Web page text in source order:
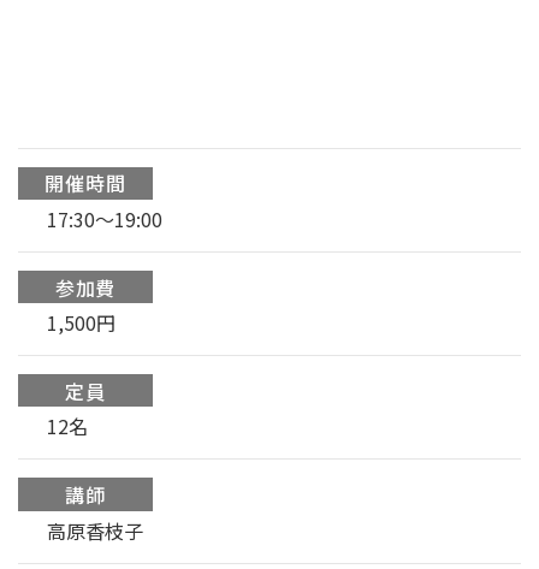
開催時間
17:30～19:00
参加費
1,500円
定員
12名
講師
高原香枝子